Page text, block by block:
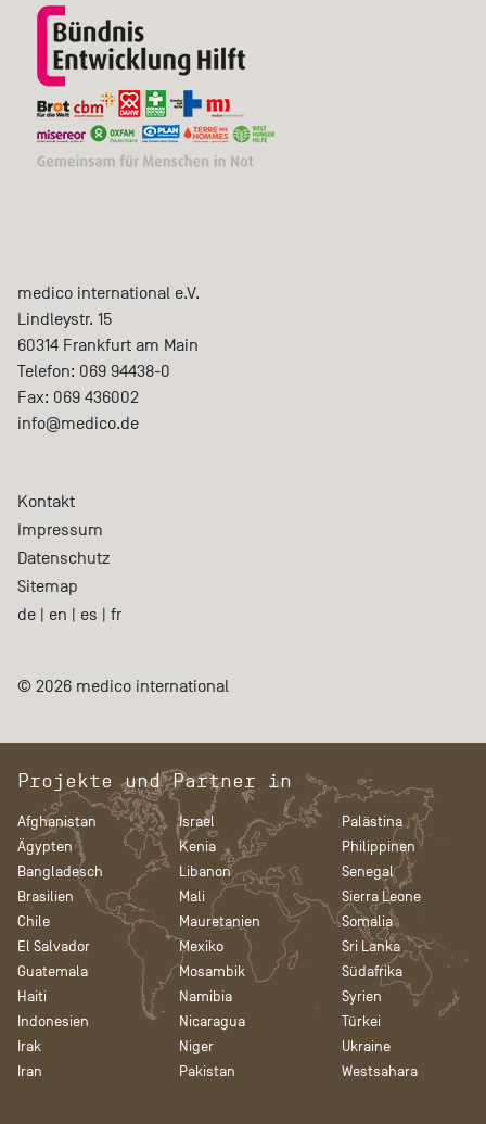
medico international e.V.
Lindleystr. 15
60314 Frankfurt am Main
Telefon: 069 94438-0
Fax: 069 436002
info@medico.de
Kontakt
Impressum
Datenschutz
Sitemap
de | en | es | fr
© 2026 medico international
Projekte und Partner in
Afghanistan
Ägypten
Bangladesch
Brasilien
Chile
El Salvador
Guatemala
Haiti
Indonesien
Irak
Iran
Israel
Kenia
Libanon
Mali
Mauretanien
Mexiko
Mosambik
Namibia
Nicaragua
Niger
Pakistan
Palästina
Philippinen
Senegal
Sierra Leone
Somalia
Sri Lanka
Südafrika
Syrien
Türkei
Ukraine
Westsahara